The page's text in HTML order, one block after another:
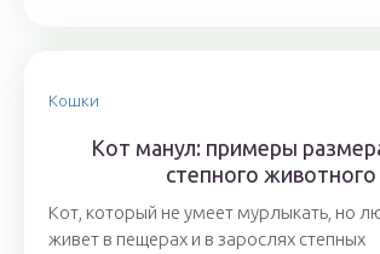
Кошки
Кот манул: примеры
степного животного
Кот, который не умеет мурлыкать, но
живет в пещерах и в зарослях степных